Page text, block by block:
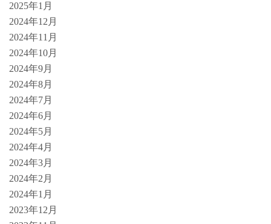
2025年1月
2024年12月
2024年11月
2024年10月
2024年9月
2024年8月
2024年7月
2024年6月
2024年5月
2024年4月
2024年3月
2024年2月
2024年1月
2023年12月